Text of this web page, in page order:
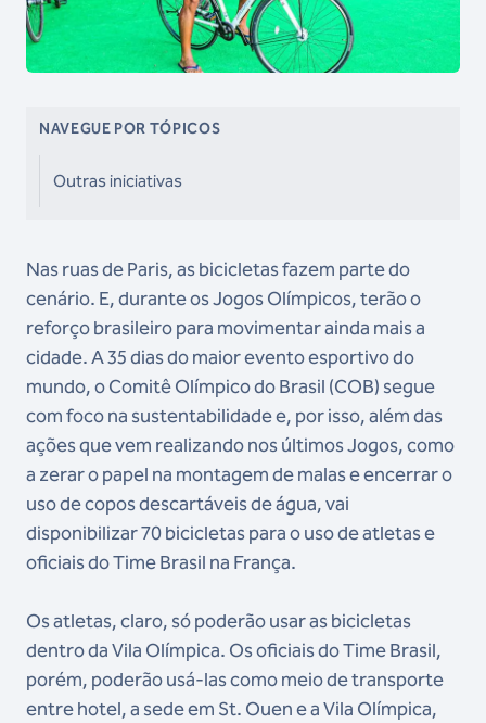
NAVEGUE POR TÓPICOS
Outras iniciativas
Nas ruas de Paris, as bicicletas fazem parte do
cenário. E, durante os Jogos Olímpicos, terão o
reforço brasileiro para movimentar ainda mais a
cidade. A 35 dias do maior evento esportivo do
mundo, o Comitê Olímpico do Brasil (COB) segue
com foco na sustentabilidade e, por isso, além das
ações que vem realizando nos últimos Jogos, como
a zerar o papel na montagem de malas e encerrar o
uso de copos descartáveis de água, vai
disponibilizar 70 bicicletas para o uso de atletas e
oficiais do Time Brasil na França.
Os atletas, claro, só poderão usar as bicicletas
dentro da Vila Olímpica. Os oficiais do Time Brasil,
porém, poderão usá-las como meio de transporte
entre hotel, a sede em St. Ouen e a Vila Olímpica,